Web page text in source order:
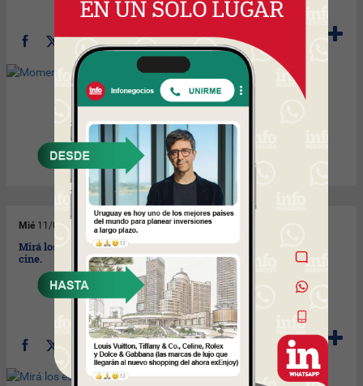
Mié 11/06/2008
Mirá los estrenos que vas al
cine.
Mar